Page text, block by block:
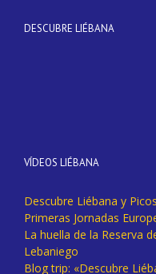
DESCUBRE LIÉBANA
VÍDEOS LIÉBANA
Descubre Liébana y
Primeras Jornadas
La huella de la Reserva
Lebaniego
Blog trip: «Descubre